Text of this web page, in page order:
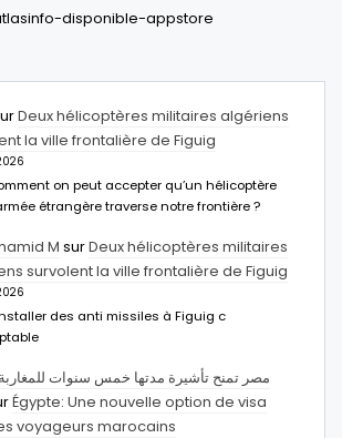
Deux hélicoptères militaires algériens
la ville frontalière de Figuig
on peut accepter qu’un hélicoptère
étrangère traverse notre frontière ?
M surDeux hélicoptères militaires
survolent la ville frontalière de Figuig
des anti missiles à Figuig c
مصر تمنح تأشيرة مدتها خمس سنوات
Égypte: Une nouvelle option de visa
voyageurs marocains